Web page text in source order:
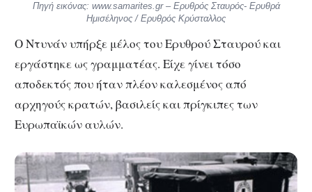
Πηγή εικόνας: www.samarites.gr – Ερυθρός Σταυρός- Ερυθρά
Ημισέληνος / Ερυθρός Κρύσταλλος
Ο Ντυνάν υπήρξε μέλος του Ερυθρού Σταυρού και
εργάστηκε ως γραμματέας. Είχε γίνει τόσο
αποδεκτός που ήταν πλέον καλεσμένος από
αρχηγούς κρατών, βασιλείς και πρίγκιπες των
Ευρωπαϊκών αυλών.